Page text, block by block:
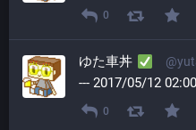
0
ゆた車丼
--- 2017/05/12
0